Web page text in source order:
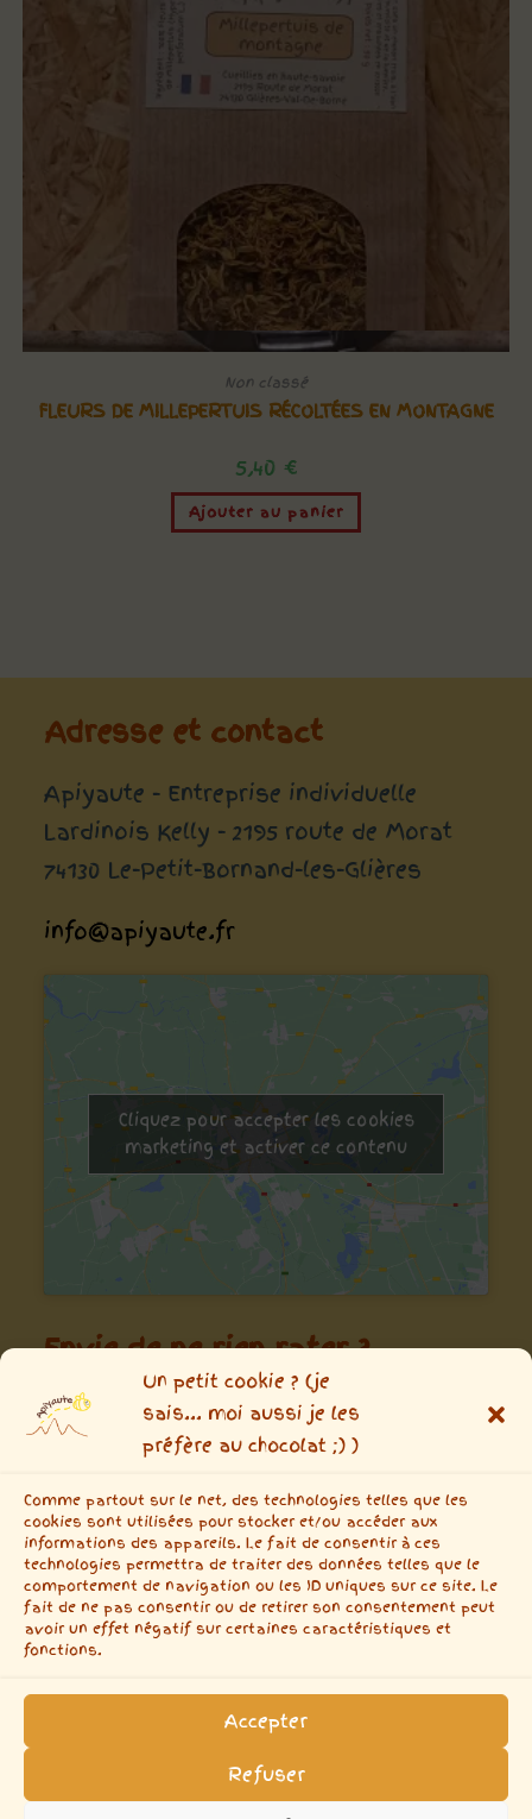
Un petit cookie ? (je
sais... moi aussi je les
préfère au chocolat ;) )
Comme partout sur le net, des technologies telles que les
cookies sont utilisées pour stocker et/ou accéder aux
informations des appareils. Le fait de consentir à ces
technologies permettra de traiter des données telles que le
comportement de navigation ou les ID uniques sur ce site. Le
fait de ne pas consentir ou de retirer son consentement peut
avoir un effet négatif sur certaines caractéristiques et
fonctions.
Accepter
Refuser
Vue rapide
Non classé
FLEURS DE MILLEPERTUIS RÉCOLTÉES EN MONTAGNE
5,40 €
Ajouter au panier
Adresse et contact
Apiyaute - Entreprise individuelle
Lardinois Kelly - 2195 route de Morat
74130 Le-Petit-Bornand-les-Glières
info@apiyaute.fr
Cliquez pour accepter les cookies
marketing et activer ce contenu
Envie de ne rien rater ?
inscrivez-vous aux news !
publicitaire intempestif)
Saisissez votre adresse e-mail…
ABONNEZ-VOUS
Conditions générales de vente
Conditions générales d’utilisation